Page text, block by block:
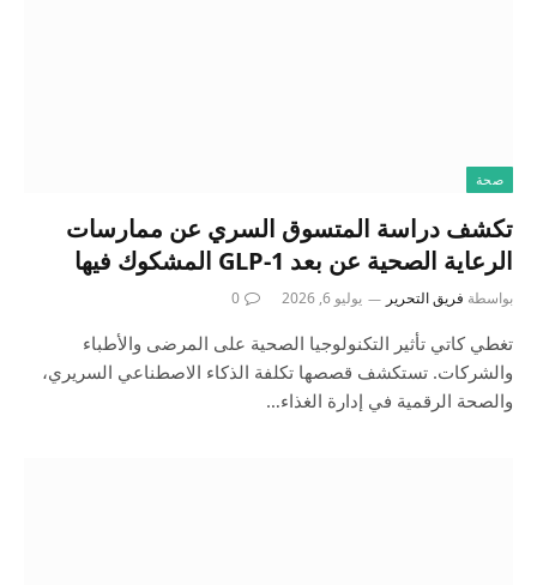
صحة
تكشف دراسة المتسوق السري عن ممارسات
الرعاية الصحية عن بعد GLP-1 المشكوك فيها
بواسطة فريق التحرير يوليو 6, 2026 0
تغطي كاتي تأثير التكنولوجيا الصحية على المرضى والأطباء
والشركات. تستكشف قصصها تكلفة الذكاء الاصطناعي السريري،
والصحة الرقمية في إدارة الغذاء…